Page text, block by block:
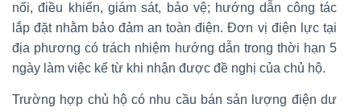
nối, điều khiển, giám sát, bảo vệ; hướng dẫn công tác
lắp đặt nhằm bảo đảm an toàn điện. Đơn vị điện lực tại
địa phương có trách nhiệm hướng dẫn trong thời hạn 5
ngày làm việc kể từ khi nhận được đề nghị của chủ hộ.
Trường hợp chủ hộ có nhu cầu bán sản lượng điện dư